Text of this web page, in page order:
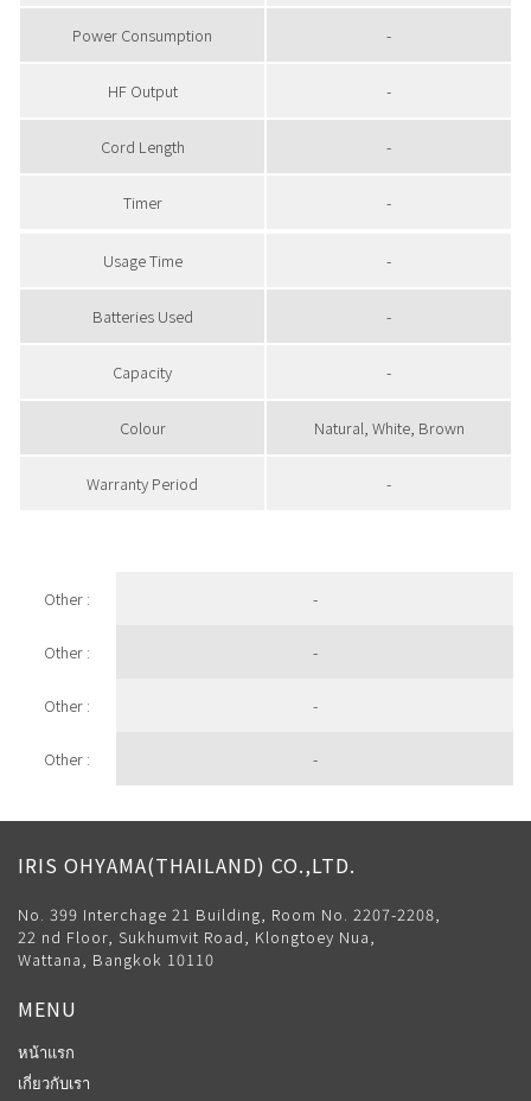
Power Consumption -
HF Output -
Cord Length -
Timer -
Usage Time -
Batteries Used -
Capacity -
Colour Natural, White, Brown
Warranty Period -
Other : -
Other : -
Other : -
Other : -
IRIS OHYAMA(THAILAND) CO.,LTD.
No. 399 Interchage 21 Building, Room No. 2207-2208,
22 nd Floor, Sukhumvit Road, Klongtoey Nua,
Wattana, Bangkok 10110
MENU
หน้าแรก
เกี่ยวกับเรา